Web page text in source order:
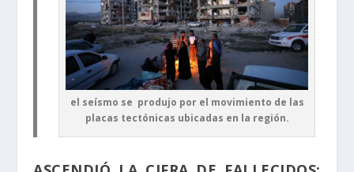
el seísmo se produjo por el movimiento de las
placas tectónicas ubicadas en la región.